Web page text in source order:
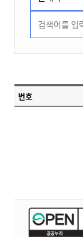
번호